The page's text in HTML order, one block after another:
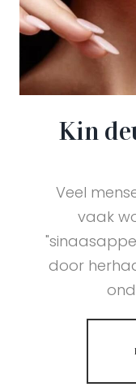
Kin
Veel
vaak
door